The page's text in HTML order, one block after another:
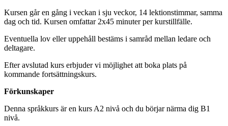
Kursen går en gång i veckan i sju veckor, 14 lektionstimmar, samma
dag och tid. Kursen omfattar 2x45 minuter per kurstillfälle.
Eventuella lov eller uppehåll bestäms i samråd mellan ledare och
deltagare.
Efter avslutad kurs erbjuder vi möjlighet att boka plats på
kommande fortsättningskurs.
Förkunskaper
Denna språkkurs är en kurs A2 nivå och du börjar närma dig B1
nivå.